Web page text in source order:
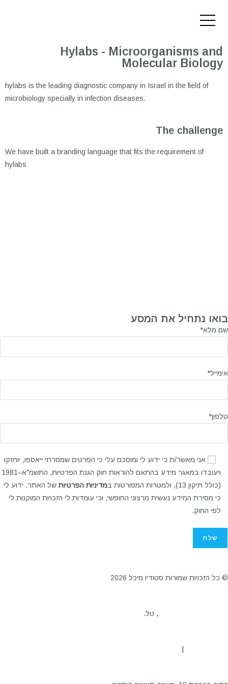
Hylabs - Microorganisms and
Molecular Biology
hylabs is the leading diagnostic company in Israel in the field of
microbiology specially in infection diseases.
The challenge
We have built a branding language that fits the requirement of
hylabs
בואו נתחיל את המסע
שם מלא*
אימייל*
טלפון*
אני מאשר/ת כי ידוע לי ומוסכם עלי כי הפרטים שמסרתי ייאספו, יוחזקו
ויעובדו במאגר מידע בהתאם להוראות חוק הגנת הפרטיות, התשמ"א–1981
(כולל תיקון 13), ולמטרות המפורטות ב
מדיניות הפרטיות של האתר. ידוע לי
כי מסירת המידע נעשית מרצוני החופשי, וכי עומדות לי הזכויות המוקנות לי
לפי החוק.
© כל הזכויות שמורות סטודיו מיכל 2026
, טל.